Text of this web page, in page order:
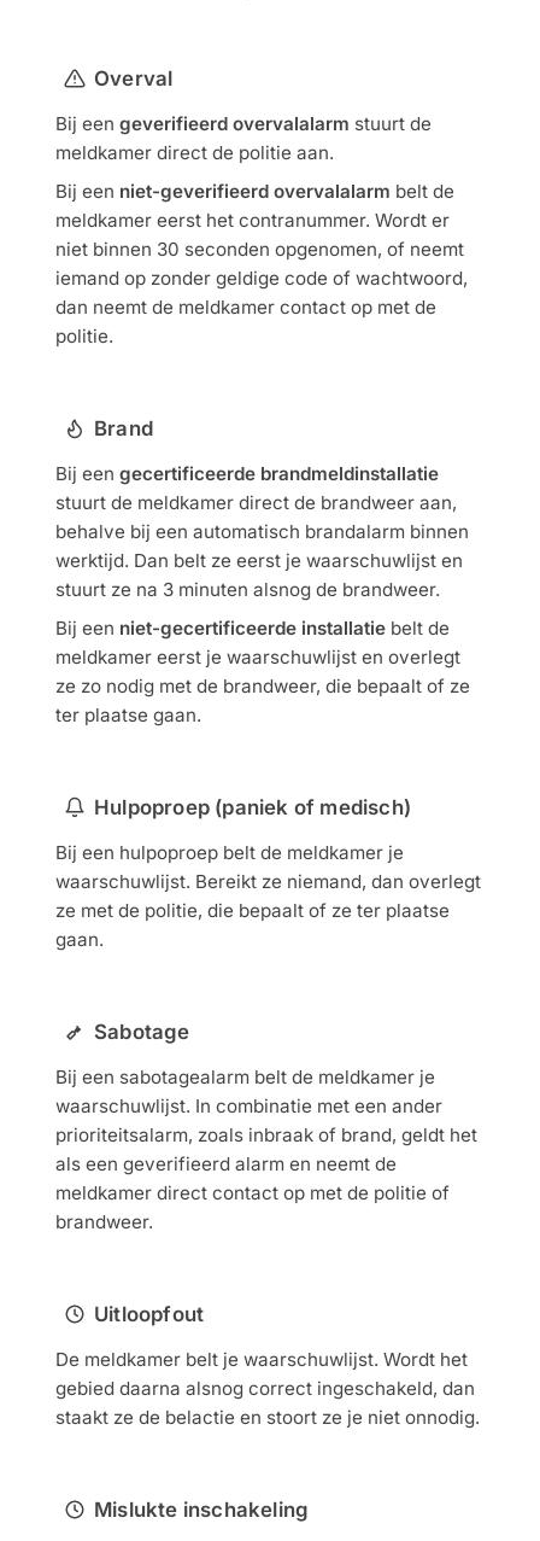
Overval
Bij een geverifieerd overvalalarm stuurt de
meldkamer direct de politie aan.
Bij een niet-geverifieerd overvalalarm belt de
meldkamer eerst het contranummer. Wordt er
niet binnen 30 seconden opgenomen, of neemt
iemand op zonder geldige code of wachtwoord,
dan neemt de meldkamer contact op met de
politie.
Brand
Bij een gecertificeerde brandmeldinstallatie
stuurt de meldkamer direct de brandweer aan,
behalve bij een automatisch brandalarm binnen
werktijd. Dan belt ze eerst je waarschuwlijst en
stuurt ze na 3 minuten alsnog de brandweer.
Bij een niet-gecertificeerde installatie belt de
meldkamer eerst je waarschuwlijst en overlegt
ze zo nodig met de brandweer, die bepaalt of ze
ter plaatse gaan.
Hulpoproep (paniek of medisch)
Bij een hulpoproep belt de meldkamer je
waarschuwlijst. Bereikt ze niemand, dan overlegt
ze met de politie, die bepaalt of ze ter plaatse
gaan.
Sabotage
Bij een sabotagealarm belt de meldkamer je
waarschuwlijst. In combinatie met een ander
prioriteitsalarm, zoals inbraak of brand, geldt het
als een geverifieerd alarm en neemt de
meldkamer direct contact op met de politie of
brandweer.
Uitloopfout
De meldkamer belt je waarschuwlijst. Wordt het
gebied daarna alsnog correct ingeschakeld, dan
staakt ze de belactie en stoort ze je niet onnodig.
Mislukte inschakeling